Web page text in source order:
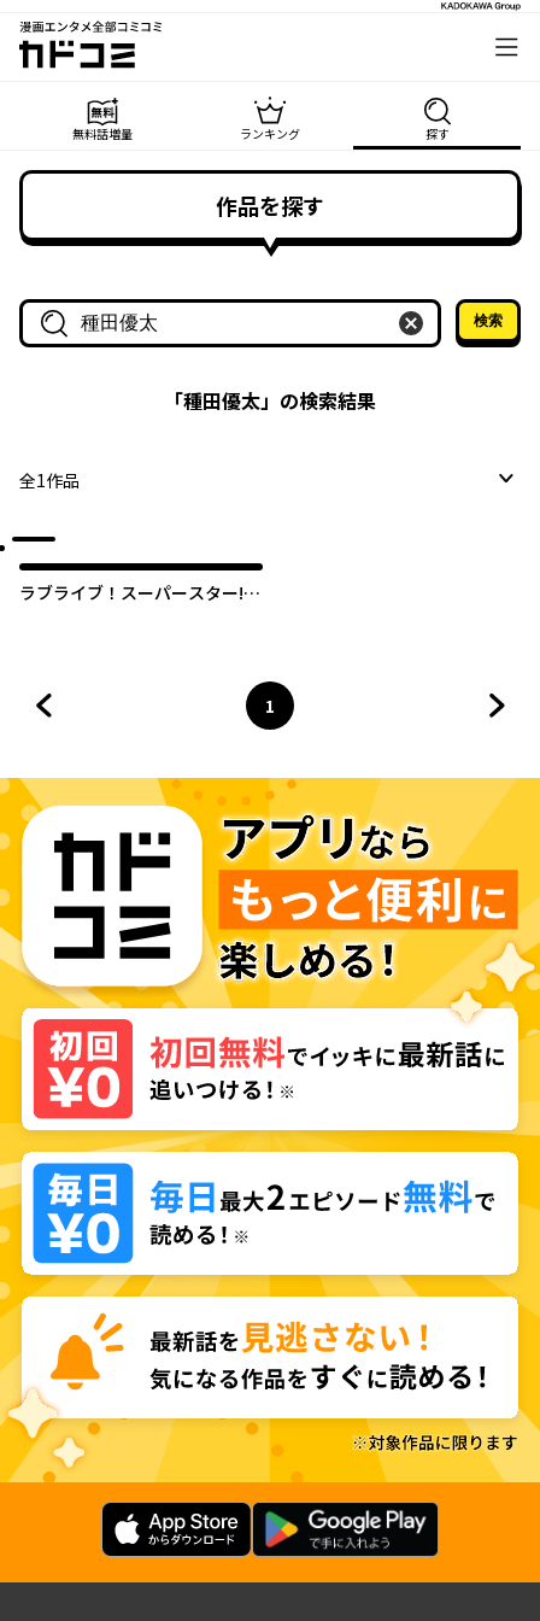
漫画エンタメ全部コミコミ
カドコミ
無料話増量 ランキング 探す
作品を探す
作品名・作家名で探す
検索
「種田優太」の検索結果
全1作品
ラブライブ！スーパースター!!
ページ
1
へ